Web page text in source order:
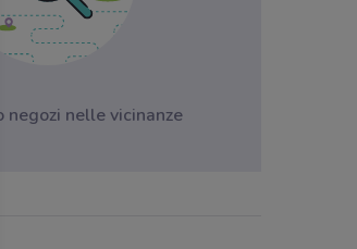
negozi nelle vicinanze